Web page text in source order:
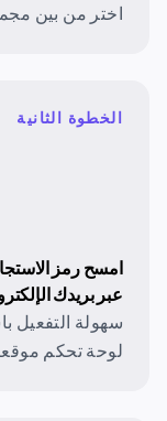
اختر من بين
الخطوة الثانية
امسح رمز
عبر بريدك
سهولة التفعيل
لوحة تحكم